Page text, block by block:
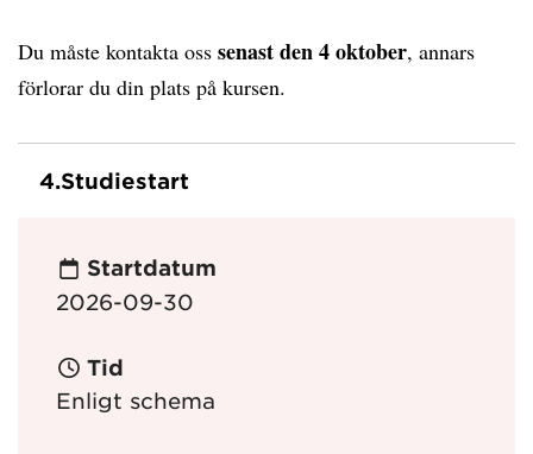
Du måste kontakta oss senast den 4 oktober, annars
förlorar du din plats på kursen.
4.Studiestart
Startdatum
2026-09-30
Tid
Enligt schema